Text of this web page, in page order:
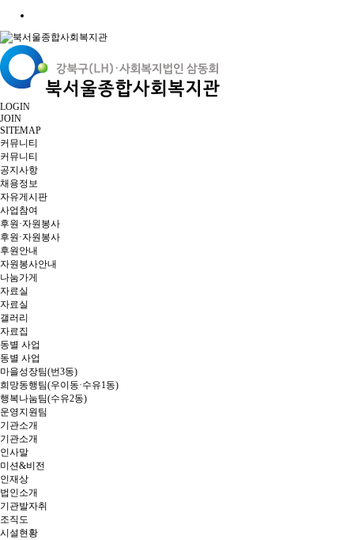
LOGIN
JOIN
SITEMAP
커뮤니티
커뮤니티
공지사항
채용정보
자유게시판
사업참여
후원·자원봉사
후원·자원봉사
후원안내
자원봉사안내
나눔가게
자료실
자료실
갤러리
자료집
동별 사업
동별 사업
마을성장팀(번3동)
희망동행팀(우이동·수유1동)
행복나눔팀(수유2동)
운영지원팀
기관소개
기관소개
인사말
미션&비전
인재상
법인소개
기관발자취
조직도
시설현황